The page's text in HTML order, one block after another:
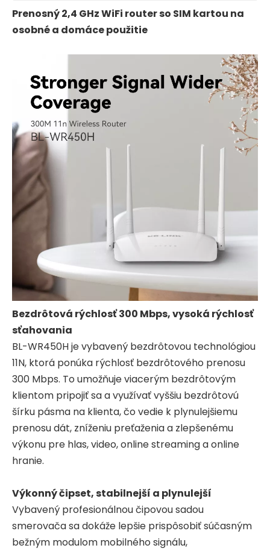
Prenosný 2,4 GHz WiFi router so SIM kartou na
osobné a domáce použitie
Bezdrôtová rýchlosť 300 Mbps, vysoká rýchlosť
sťahovania
BL-WR450H je vybavený bezdrôtovou technológiou
11N, ktorá ponúka rýchlosť bezdrôtového prenosu
300 Mbps. To umožňuje viacerým bezdrôtovým
klientom pripojiť sa a využívať vyššiu bezdrôtovú
šírku pásma na klienta, čo vedie k plynulejšiemu
prenosu dát, zníženiu preťaženia a zlepšenému
výkonu pre hlas, video, online streaming a online
hranie.
Výkonný čipset, stabilnejší a plynulejší
Vybavený profesionálnou čipovou sadou
smerovača sa dokáže lepšie prispôsobiť súčasným
bežným modulom mobilného signálu,